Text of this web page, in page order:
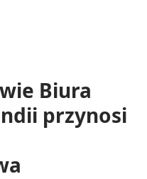
Biura
przynosi